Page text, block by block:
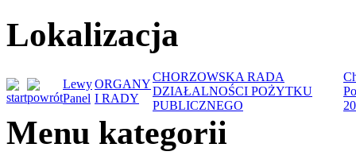
Lokalizacja
Lewy
Panel
ORGANY
I RADY
CHORZOWSKA RADA
DZIAŁALNOŚCI POŻYTKU
PUBLICZNEGO
Menu kategorii